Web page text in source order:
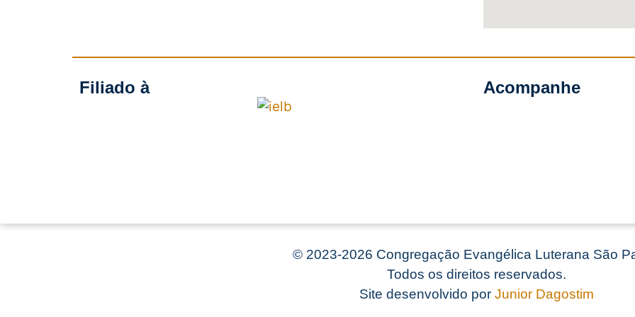
Filiado à Acompanhe
©2023-2026 Congregação Evangélica Luterana São
Todos os direitos reservados.
Site desenvolvido por Junior Dagostim